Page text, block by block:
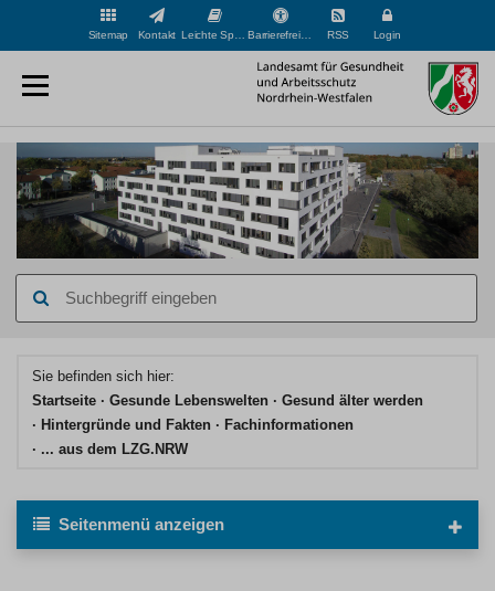
Sitemap Kontakt Barrierefreiheit RSS Login
eingeben
Sie befinden sich hier:
Startseite
Gesunde Lebenswelten
Gesund älter werden
Hintergründe und Fakten
Fachinformationen
... aus dem LZG.NRW
Seitenmenü anzeigen